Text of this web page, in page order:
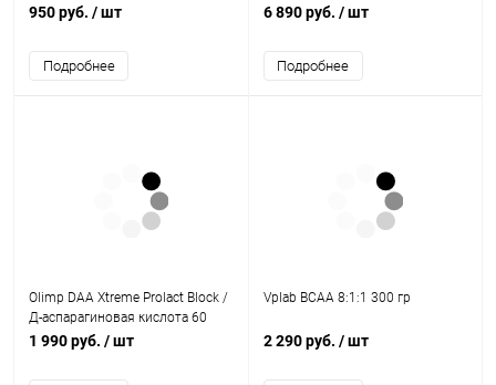
950 руб. / шт
Подробнее
6 890 руб. / шт
Подробнее
Olimp DAA Xtreme Prolact Block /
Д-аспарагиновая кислота 60
таблеток
1 990 руб. / шт
Vplab BCAA 8:1:1 300 гр
2 290 руб. / шт